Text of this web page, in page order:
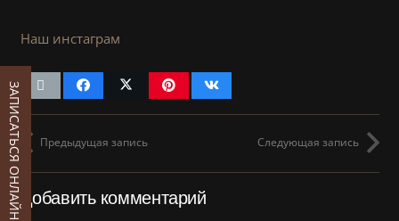
Наш инстаграм
Предыдущая запись Следующая запись
Добавить комментарий
ЗАПИСАТЬСЯ ОНЛАЙН